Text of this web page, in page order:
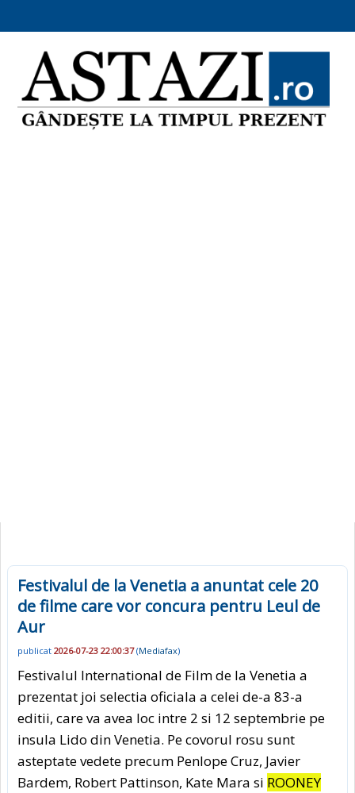
Festivalul de la Venetia a anuntat cele 20
de filme care vor concura pentru Leul de
Aur
publicat 2026-07-23 22:00:37(Mediafax)
Festivalul International de Film de la Venetia a
prezentat joi selectia oficiala a celei de-a 83-a
editii, care va avea loc intre 2 si 12 septembrie pe
insula Lido din Venetia. Pe covorul rosu sunt
asteptate vedete precum Penlope Cruz, Javier
Bardem, Robert Pattinson, Kate Mara si ROONEY